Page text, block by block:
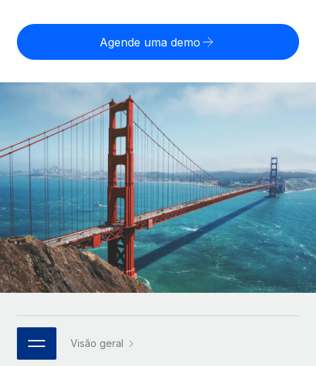
globalmente
Perguntar a um especialista
Obtenha apoio especializado em RH e
conformidade globais
TORNE-SE NOSSO PARCEIRO
Integre os RH globais na sua plataforma de forma
Nederlands
Français
Español
Italiano
Português (Portugal)
日本語
한국어
中文（简体）
Início de sessão
Agende uma demo
Visão geral